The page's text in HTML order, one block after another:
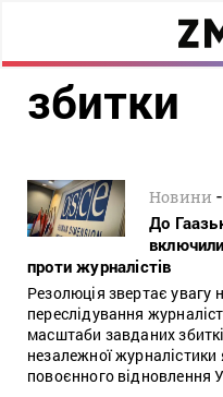
збитки
Новини
До
проти журналістів
Резолюція звертає увагу
переслідування
масштаби завданих
незалежної журналістики
повоєнного відновлення